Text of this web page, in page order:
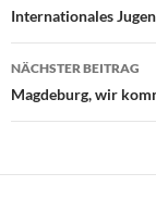
Internationales
NÄCHSTER BEITRAG
Magdeburg, wir